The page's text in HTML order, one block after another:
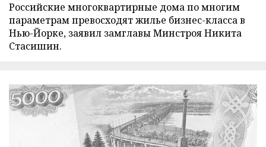
Российские многоквартирные дома по многим
параметрам превосходят жилье бизнес-класса в
Нью-Йорке, заявил замглавы Минстроя Никита
Стасишин.